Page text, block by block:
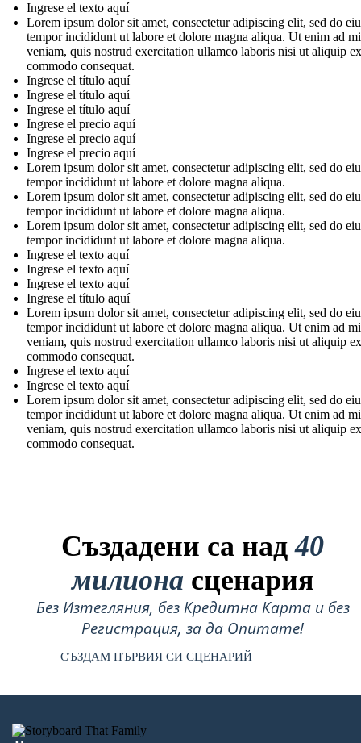
Ingrese el texto aquí
Lorem ipsum dolor sit amet, consectetur adipiscing elit, sed do
tempor incididunt ut labore et dolore magna aliqua. Ut enim ad
veniam, quis nostrud exercitation ullamco laboris nisi ut aliquip
commodo consequat.
Ingrese el título aquí
Ingrese el título aquí
Ingrese el título aquí
Ingrese el precio aquí
Ingrese el precio aquí
Ingrese el precio aquí
Lorem ipsum dolor sit amet, consectetur adipiscing elit, sed do
tempor incididunt ut labore et dolore magna aliqua.
Lorem ipsum dolor sit amet, consectetur adipiscing elit, sed do
tempor incididunt ut labore et dolore magna aliqua.
Lorem ipsum dolor sit amet, consectetur adipiscing elit, sed do
tempor incididunt ut labore et dolore magna aliqua.
Ingrese el texto aquí
Ingrese el texto aquí
Ingrese el texto aquí
Ingrese el título aquí
Lorem ipsum dolor sit amet, consectetur adipiscing elit, sed do
tempor incididunt ut labore et dolore magna aliqua. Ut enim ad
veniam, quis nostrud exercitation ullamco laboris nisi ut aliquip
commodo consequat.
Ingrese el texto aquí
Ingrese el texto aquí
Lorem ipsum dolor sit amet, consectetur adipiscing elit, sed do
tempor incididunt ut labore et dolore magna aliqua. Ut enim ad
veniam, quis nostrud exercitation ullamco laboris nisi ut aliquip
commodo consequat.
Създадени са над40
милиона сценария
Без Изтегляния, без Кредитна Карта и без
Регистрация, за да Опитате!
СЪЗДАМ ПЪРВИЯ СИ СЦЕНАРИЙ